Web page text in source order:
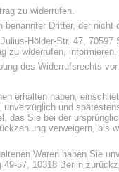
zu widerrufen.
Dritter, der
Hölder-Str. 47, 70597
widerrufen,
des Widerrufsrechts
erhalten haben,
und
das Sie bei der
verweigern,
Waren haben Sie
57, 10318 Berlin